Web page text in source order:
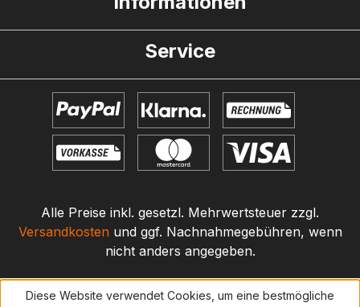
Service
Alle Preise inkl. gesetzl. Mehrwertsteuer zzgl.
Versandkosten und ggf. Nachnahmegebühren, wenn
nicht anders angegeben.
Diese Website verwendet Cookies, um eine bestmögliche